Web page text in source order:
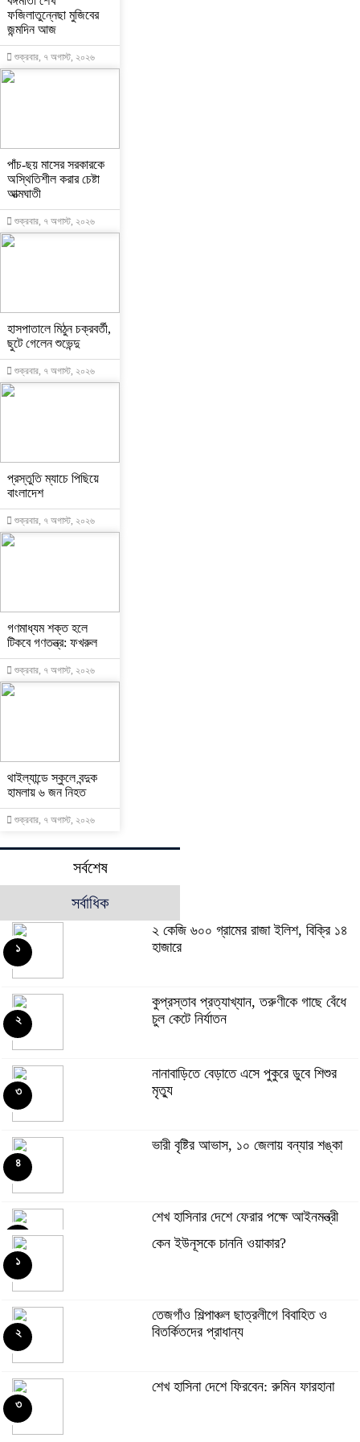
ফজিলাতুন্নেছা মুজিবের
জন্মদিন আজ
শুক্রবার, ৭ অগাস্ট, ২০২৬
পাঁচ-ছয় মাসের সরকারকে
অস্থিতিশীল করার চেষ্টা
আত্মঘাতী
শুক্রবার, ৭ অগাস্ট, ২০২৬
হাসপাতালে মিঠুন চক্রবর্তী,
ছুটে গেলেন শুভেন্দু
শুক্রবার, ৭ অগাস্ট, ২০২৬
প্রস্তুতি ম্যাচে পিছিয়ে
বাংলাদেশ
শুক্রবার, ৭ অগাস্ট, ২০২৬
গণমাধ্যম শক্ত হলে
টিকবে গণতন্ত্র: ফখরুল
শুক্রবার, ৭ অগাস্ট, ২০২৬
থাইল্যান্ডে স্কুলে বন্দুক
হামলায় ৬ জন নিহত
শুক্রবার, ৭ অগাস্ট, ২০২৬
সর্বশেষ
সর্বাধিক
২ কেজি ৬০০ গ্রামের রাজা ইলিশ, বিক্রি ১৪
হাজারে
১
কুপ্রস্তাব প্রত্যাখ্যান, তরুণীকে গাছে বেঁধে
চুল কেটে নির্যাতন
২
নানাবাড়িতে বেড়াতে এসে পুকুরে ডুবে শিশুর
মৃত্যু
৩
ভারী বৃষ্টির আভাস, ১০ জেলায় বন্যার শঙ্কা
৪
শেখ হাসিনার দেশে ফেরার পক্ষে আইনমন্ত্রী
৫
৬
৭
কেন ইউনূসকে চাননি ওয়াকার?
১
তেজগাঁও শিল্পাঞ্চল ছাত্রলীগে বিবাহিত ও
বিতর্কিতদের প্রাধান্য
২
শেখ হাসিনা দেশে ফিরবেন: রুমিন ফারহানা
৩